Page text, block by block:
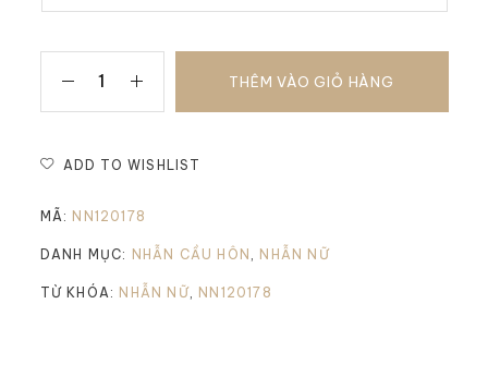
THÊM VÀO GIỎ HÀNG
ADD TO WISHLIST
MÃ: NN120178
DANH MỤC: NHẪN CẦU HÔN NHẪN NỮ
TỪ KHÓA: NHẪN NỮ, NN120178